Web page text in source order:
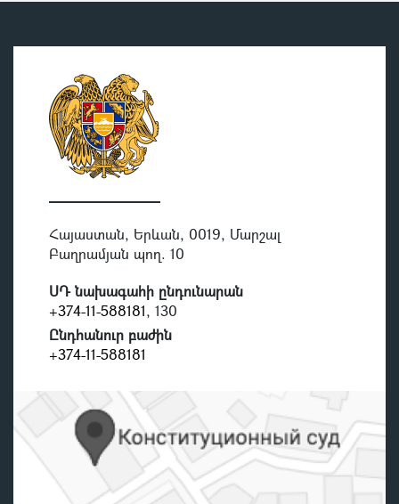
Հայաստան, Երևան, 0019, Մարշալ
Բաղրամյան պող. 10
ՍԴ նախագահի ընդունարան
+374-11-588181, 130
Ընդհանուր բաժին
+374-11-588181